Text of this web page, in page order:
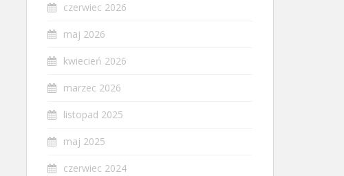
czerwiec 2026
maj 2026
kwiecień 2026
marzec 2026
listopad 2025
maj 2025
czerwiec 2024